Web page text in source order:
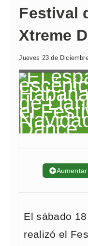
Festival
Xtreme
Jueves 23 de
➕
El sábado
realizó el